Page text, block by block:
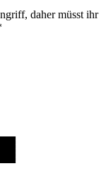
daher müsst ihr